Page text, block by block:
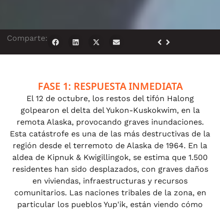
Comparte:
FASE 1: RESPUESTA INMEDIATA
El 12 de octubre, los restos del tifón Halong
golpearon el delta del Yukon-Kuskokwim, en la
remota Alaska, provocando graves inundaciones.
Esta catástrofe es una de las más destructivas de la
región desde el terremoto de Alaska de 1964. En la
aldea de Kipnuk & Kwigillingok, se estima que 1.500
residentes han sido desplazados, con graves daños
en viviendas, infraestructuras y recursos
comunitarios. Las naciones tribales de la zona, en
particular los pueblos Yup'ik, están viendo cómo